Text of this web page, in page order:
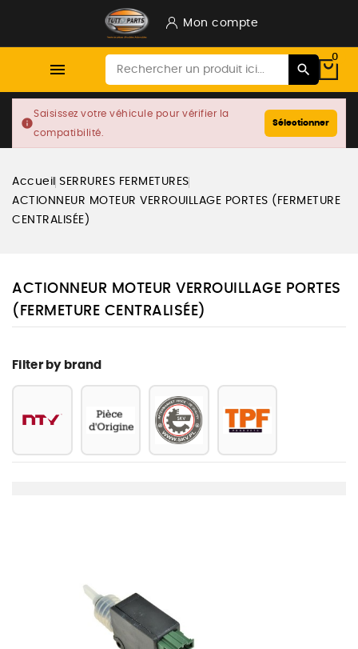
Mon compte

0
info
Saisissez votre véhicule pour vérifier la
compatibilité.
Sélectionner
Accueil SERRURES FERMETURES
ACTIONNEUR MOTEUR VERROUILLAGE PORTES (FERMETURE
CENTRALISÉE)
ACTIONNEUR MOTEUR VERROUILLAGE PORTES
(FERMETURE CENTRALISÉE)
Filter by brand